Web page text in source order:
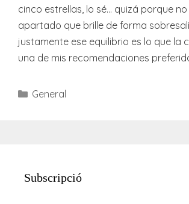
cinco estrellas, lo sé… quizá porque
apartado que brille de forma
justamente ese equilibrio es lo que la
una de mis recomendaciones
Categories
General
Subscripció